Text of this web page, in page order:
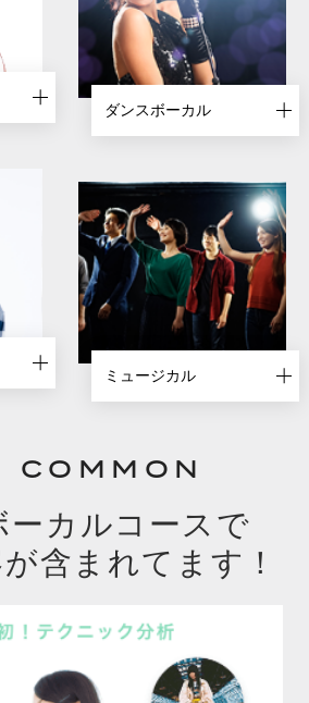
ダンスボーカル
ミュージカル
COMMON
ーカルコースで
含まれてます！